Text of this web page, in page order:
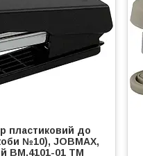
пластиковий до
№10), JOBMAX,
BM.4101-01 ТМ